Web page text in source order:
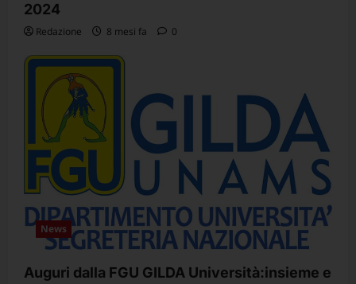
2024
Redazione 8 mesi fa 0
News
Auguri dalla FGU GILDA Università:insieme e